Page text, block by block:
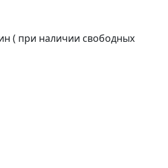
( при наличии свободных